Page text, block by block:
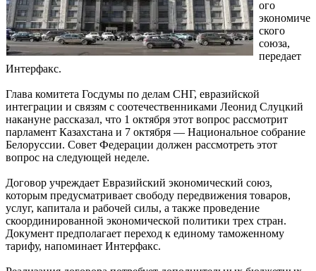
ого
экономиче
ского
союза,
передает
Интерфакс.
Глава комитета Госдумы по делам СНГ, евразийской
интеграции и связям с соотечественниками Леонид Слуцкий
накануне рассказал, что 1 октября этот вопрос рассмотрит
парламент Казахстана и 7 октября — Национальное собрание
Белоруссии. Совет Федерации должен рассмотреть этот
вопрос на следующей неделе.
Договор учреждает Евразийский экономический союз,
которым предусматривает свободу передвижения товаров,
услуг, капитала и рабочей силы, а также проведение
скоординированной экономической политики трех стран.
Документ предполагает переход к единому таможенному
тарифу, напоминает Интерфакс.